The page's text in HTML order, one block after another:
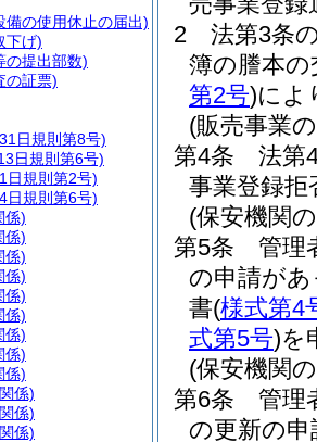
2
法第3条
簿の謄本の
第2号)によ
(販売事業
第4条
法第
事業登録拒
(保安機関
第5条
管理
の申請が
書(様式第4
式第5号)を
(保安機関
第6条
管理
の更新の
備の使用休止の届出)
下げ)
の提出部数)
の証票)
日規則第8号)
日規則第6号)
日規則第2号)
日規則第6号)
係)
係)
係)
係)
係)
係)
係)
係)
係)
係)
係)
係)